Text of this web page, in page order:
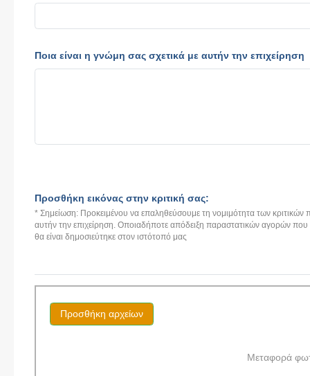
Ποια είναι η γνώμη σας σχετικά με αυτήν την επιχείρηση
Προσθήκη εικόνας στην κριτική σας:
* Σημείωση: Προκειμένου να επαληθεύσουμε τη νομιμότητα των κριτικών
αυτήν την επιχείρηση. Οποιαδήποτε απόδειξη παραστατικών αγορών που
θα είναι δημοσιεύτηκε στον ιστότοπό μας
Προσθήκη αρχείων
Μεταφορά